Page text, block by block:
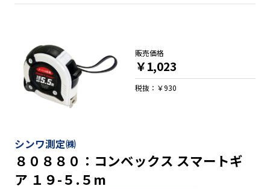
シンワ測定㈱
８０８８０：コンベックス スマートギ
ア １９-５.５m
販売価格
￥1,023
税抜：￥930